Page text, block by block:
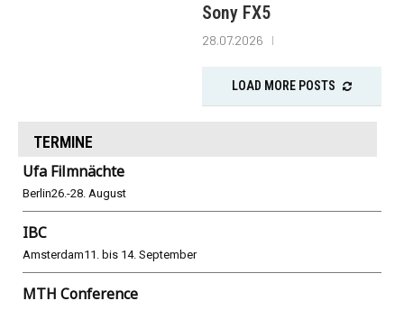
Sony FX5
28.07.2026
LOAD MORE POSTS
TERMINE
Ufa Filmnächte
Berlin26.-28. August
IBC
Amsterdam11. bis 14. September
MTH Conference